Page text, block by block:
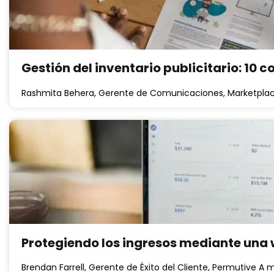
Gestión del inventario publicitario: 10
Rashmita Behera, Gerente de Comunicaciones,
Protegiendo los ingresos mediante una
Brendan Farrell, Gerente de Éxito del Cliente, Permutive